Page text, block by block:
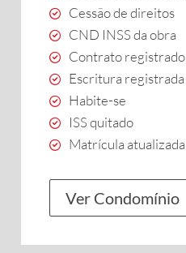
Cessão de direitos
CND INSS da obra
Contrato registrado
Escritura registrada
Habite-se
ISS quitado
Matrícula atualizada
Ver Condomínio